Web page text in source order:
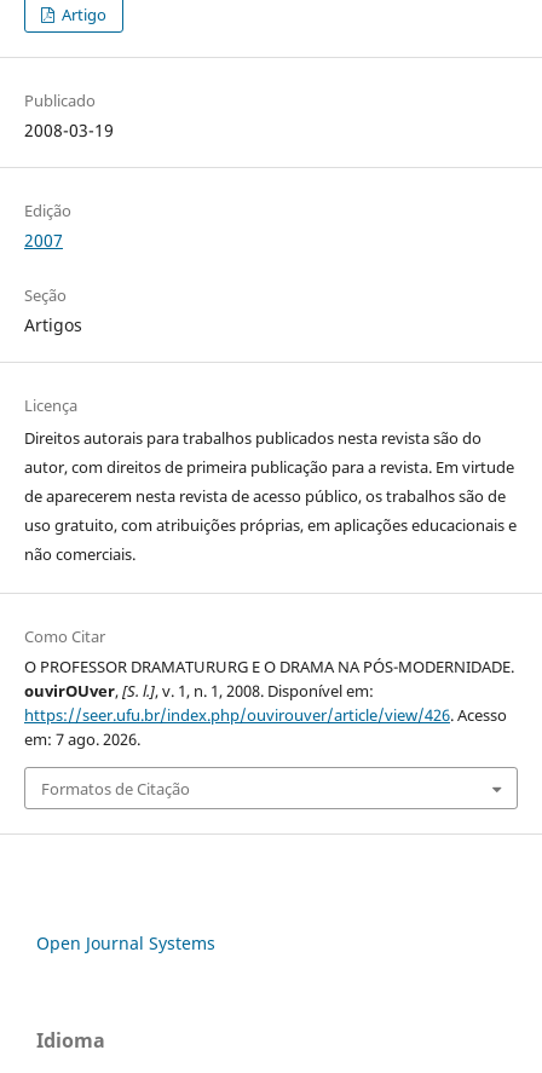
Artigo
Publicado
2008-03-19
Edição
2007
Seção
Artigos
Licença
Direitos autorais para trabalhos publicados nesta revista são do
autor, com direitos de primeira publicação para a revista. Em virtude
de aparecerem nesta revista de acesso público, os trabalhos são de
uso gratuito, com atribuições próprias, em aplicações educacionais e
não comerciais.
Como Citar
O PROFESSOR DRAMATURURG E O DRAMA NA PÓS-MODERNIDADE.
ouvirOUver,[S. l.], v. 1, n. 1, 2008. Disponível em:
https://seer.ufu.br/index.php/ouvirouver/article/view/426. Acesso
em: 7 ago. 2026.
Formatos de Citação
Open Journal Systems
Idioma